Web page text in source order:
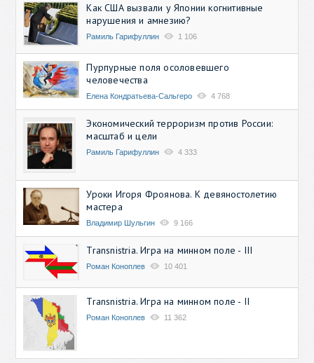
Как США вызвали у Японии когнитивные
нарушения и амнезию?
Рамиль Гарифуллин 1 106
Пурпурные поля осоловевшего
человечества
Елена Кондратьева-Сальгеро 4 768
Экономический терроризм против России:
масштаб и цели
Рамиль Гарифуллин 4 333
Уроки Игоря Фроянова. К девяностолетию
мастера
Владимир Шульгин 9 166
Transnistria. Игра на минном поле - III
Роман Коноплев 10 401
Transnistria. Игра на минном поле - II
Роман Коноплев 11 362